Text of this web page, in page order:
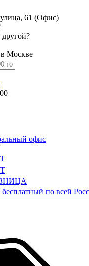
61 (Офис)
Москве
офис
по всей